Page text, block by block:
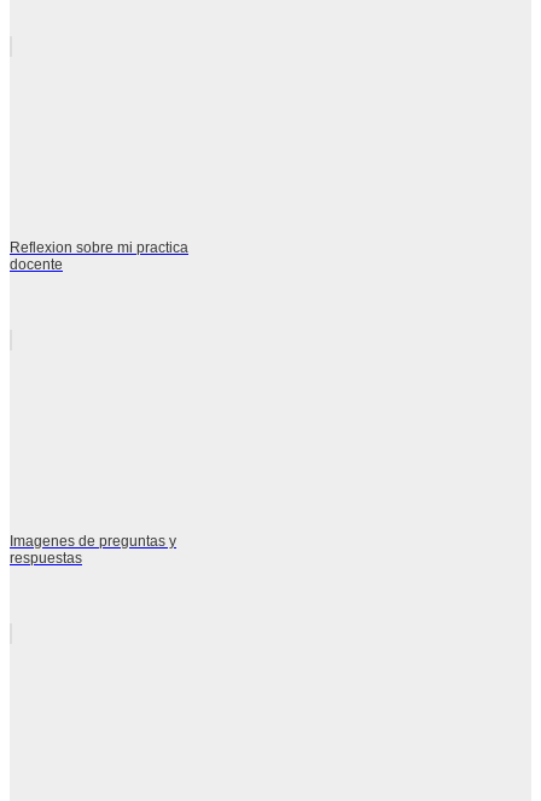
Reflexion sobre mi practica
docente
Imagenes de preguntas y
respuestas